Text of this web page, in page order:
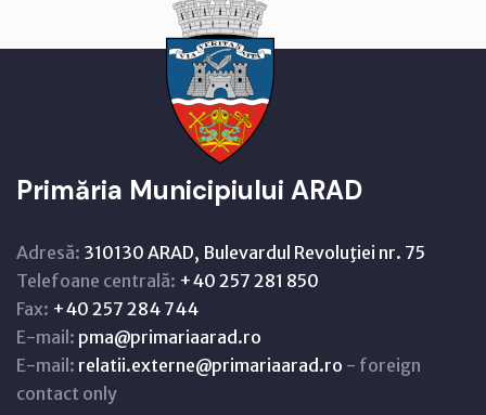
Primăria Municipiului ARAD
Adresă: 310130 ARAD, Bulevardul Revoluţiei nr. 75
Telefoane centrală: +40 257 281 850
Fax: +40 257 284 744
E-mail: pma@primariaarad.ro
E-mail: relatii.externe@primariaarad.ro - foreign
contact only